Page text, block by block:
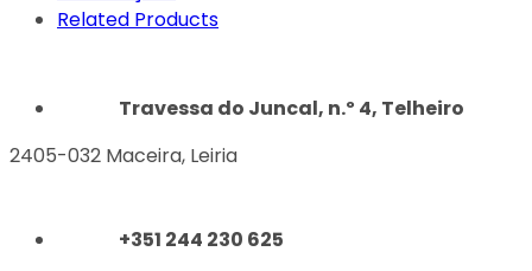
Related Products
Travessa do Juncal, n.º 4, Telheiro
2405-032 Maceira, Leiria
+351 244 230 625